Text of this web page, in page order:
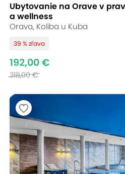
Ubytovanie na Orave v
a wellness
Orava, Koliba u Kuba
39 % zľava
192,00 €
318,00 €